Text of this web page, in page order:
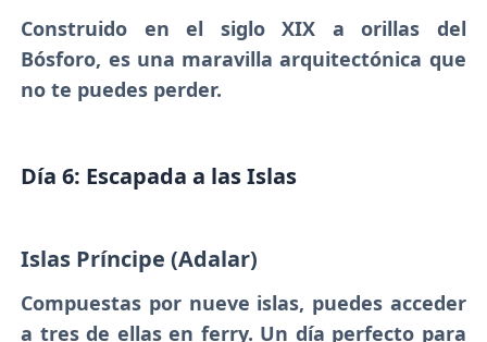
Construido en el siglo XIX a orillas del
Bósforo, es una maravilla arquitectónica que
no te puedes perder.
Día 6: Escapada a las Islas
Islas Príncipe (Adalar)
Compuestas por nueve islas, puedes acceder
a tres de ellas en ferry. Un día perfecto para